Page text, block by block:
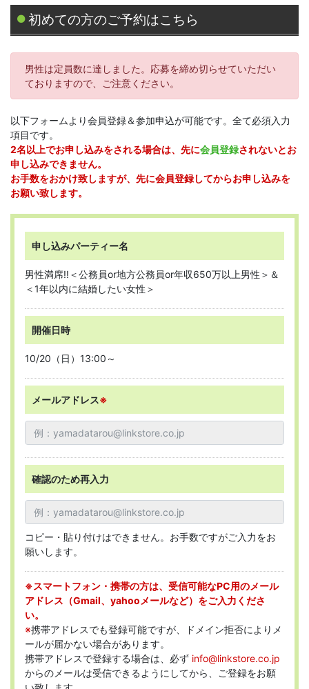
初めての方のご予約はこちら
男性は定員数に達しました。応募を締め切らせていただい
ておりますので、ご注意ください。
以下フォームより会員登録＆参加申込が可能です。全て必須入力
項目です。
2名以上でお申し込みをされる場合は、先に会員登録されないとお
申し込みできません。
お手数をおかけ致しますが、先に会員登録してからお申し込みを
お願い致します。
申し込みパーティー名
男性満席!!＜公務員or地方公務員or年収650万以上男性＞＆
＜1年以内に結婚したい女性＞
開催日時
10/20（日）13:00～
メールアドレス※
確認のため再入力
コピー・貼り付けはできません。お手数ですがご入力をお
願いします。
※スマートフォン・携帯の方は、受信可能なPC用のメール
アドレス（Gmail、yahooメールなど）をご入力くださ
い。
※携帯アドレスでも登録可能ですが、ドメイン拒否によりメ
ールが届かない場合があります。
携帯アドレスで登録する場合は、必ず info@linkstore.co.jp
からのメールは受信できるようにしてから、ご登録をお願